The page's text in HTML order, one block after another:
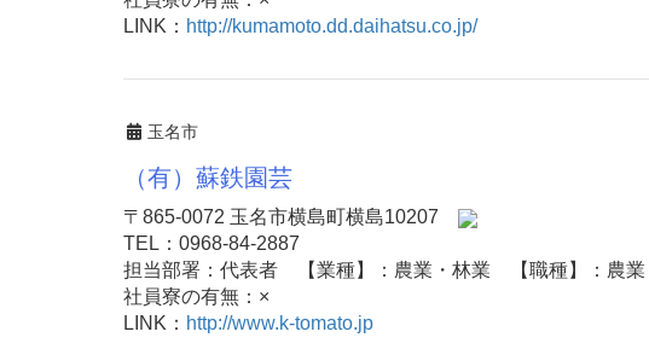
LINK： http://kumamoto.dd.daihatsu.co.jp/
玉名市
（有）蘇鉄園芸
〒865-0072 玉名市横島町横島10207
TEL：0968-84-2887
担当部署：代表者 【業種】：農業・林業 【職種】：農業
社員寮の有無：×
LINK： http://www.k-tomato.jp